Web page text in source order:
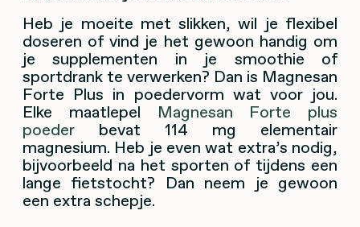
Heb je moeite met slikken, wil je flexibel
doseren of vind je het gewoon handig om
je supplementen in je smoothie of
sportdrank te verwerken? Dan is Magnesan
Forte Plus in poedervorm wat voor jou.
Elke maatlepel Magnesan Forte plus
poeder bevat 114 mg elementair
magnesium. Heb je even wat extra’s nodig,
bijvoorbeeld na het sporten of tijdens een
lange fietstocht? Dan neem je gewoon
een extra schepje.